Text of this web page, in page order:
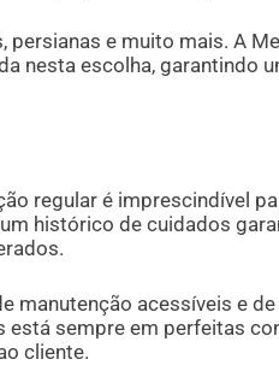
e muito mais. A
nesta escolha, garantindo
regular é imprescindível
histórico de cuidados
manutenção acessíveis e
sempre em perfeitas
cliente.